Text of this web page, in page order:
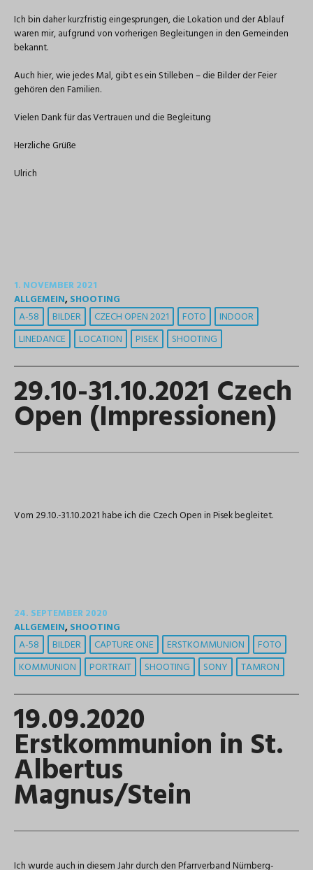
Ich bin daher kurzfristig eingesprungen, die Lokation und der Ablauf
waren mir, aufgrund von vorherigen Begleitungen in den Gemeinden
bekannt.
Auch hier, wie jedes Mal, gibt es ein Stilleben – die Bilder der Feier
gehören den Familien.
Vielen Dank für das Vertrauen und die Begleitung
Herzliche Grüße
Ulrich
1. NOVEMBER 2021
ALLGEMEIN,SHOOTING
A-58 BILDER CZECH OPEN 2021 FOTO
INDOOR
LINEDANCE
LOCATION PISEK SHOOTING
29.10-31.10.2021 Czech
Open (Impressionen)
Vom 29.10.-31.10.2021 habe ich die Czech Open in Pisek begleitet.
24. SEPTEMBER 2020
ALLGEMEIN,SHOOTING
A-58 BILDER CAPTURE ONE ERSTKOMMUNION
FOTO
KOMMUNION
PORTRAIT SHOOTING SONY TAMRON
19.09.2020
Erstkommunion in St.
Albertus
Magnus/Stein
Ich wurde auch in diesem Jahr durch den Pfarrverband Nürnberg-